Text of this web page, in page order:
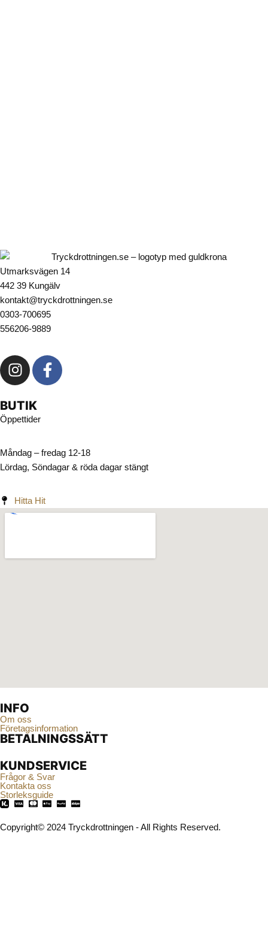
Utmarksvägen 14
442 39 Kungälv
kontakt@tryckdrottningen.se
0303-700695
556206-9889
BUTIK
Öppettider
Måndag – fredag 12-18
Lördag, Söndagar & röda dagar stängt
Hitta Hit
INFO
Om oss
Företagsinformation
BETALNINGSSÄTT
KUNDSERVICE
Frågor & Svar
Kontakta oss
Storleksguide
Copyright© 2024 Tryckdrottningen - All Rights Reserved.